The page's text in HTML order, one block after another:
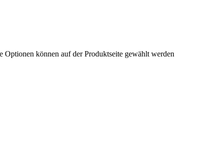
Optionen können auf der Produktseite gewählt werden